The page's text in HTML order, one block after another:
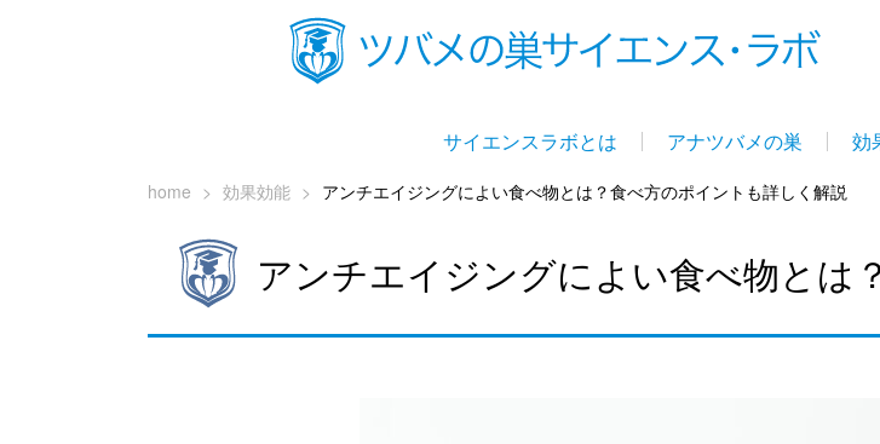
サイエンスラボとは アナツバメの巣 効
home > 効果効能 > アンチエイジングによい食べ物とは？食べ方のポイントも詳しく解説
アンチエイジングによい食べ物とは